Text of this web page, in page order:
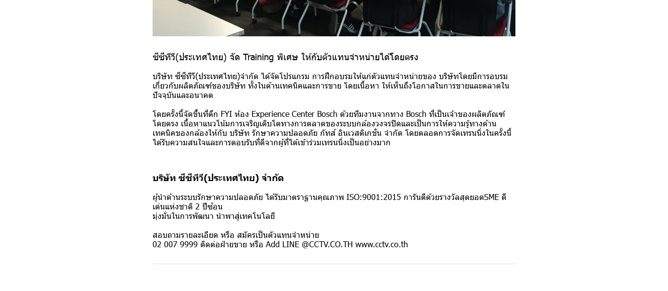
ซีซีทีวี(ประเทศไทย) จัด Training พิเศษ ให้กับตัวแทนจำหน่ายได้โดยตรง
บริษัท ซีซีทีวี(ประเทศไทย)จำกัด ได้จัดโปรแกรม การฝึกอบรมให้แก่ตัวแทนจําหน่ายของ บริษัทโดยมีการอบรม
เกี่ยวกับผลิตภัณฑ์ของบริษัท ทั้งในด้านเทคนิคและการขาย โดยเนื้อหา ให้เห็นถึงโอกาสในการขายและตลาดใน
ปัจจุบันและอนาคต
โดยครั้งนี้จัดขึ้นที่ตึก FYI ห้อง Experience Center Bosch ด้วยทีมงานจากทาง Bosch ที่เป็นเจ้าของผลิตภัณฑ์
โดยตรง เนื้อหาแนวโน้มการเจริญเติบโตทางการตลาดของระบบกล้องวงจรปิดและเป็นการให้ความรู้ทางด้าน
เทคนิคของกล้องให้กับ บริษัท รักษาความปลอดภัย กัทส์ อินเวสติเกชั่น จำกัด โดยตลอดการจัดเทรนนิ่งในครั้งนี้
ได้รับความสนใจและการตอบรับที่ดีจากผู้ที่ได้เข้าร่วมเทรนนิ่งเป็นอย่างมาก
บริษัท ซีซีทีวี(ประเทศไทย) จำกัด
ผู้นำด้านระบบรักษาความปลอดภัย ได้รับมาตราฐานคุณภาพ ISO:9001:2015 การันตีด้วยรางวัลสุดยอดSME ดี
เด่นแห่งชาติ 2 ปีซ้อน
มุ่งมั่นในการพัฒนา นำพาสู่เทคโนโลยี
สอบถามรายละเอียด หรือ สมัครเป็นตัวแทนจำหน่าย
02 007 9999 ติดต่อฝ่ายขาย หรือ Add LINE @CCTV.CO.TH www.cctv.co.th